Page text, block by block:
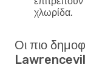
χλωρίδα.
Οι πιο